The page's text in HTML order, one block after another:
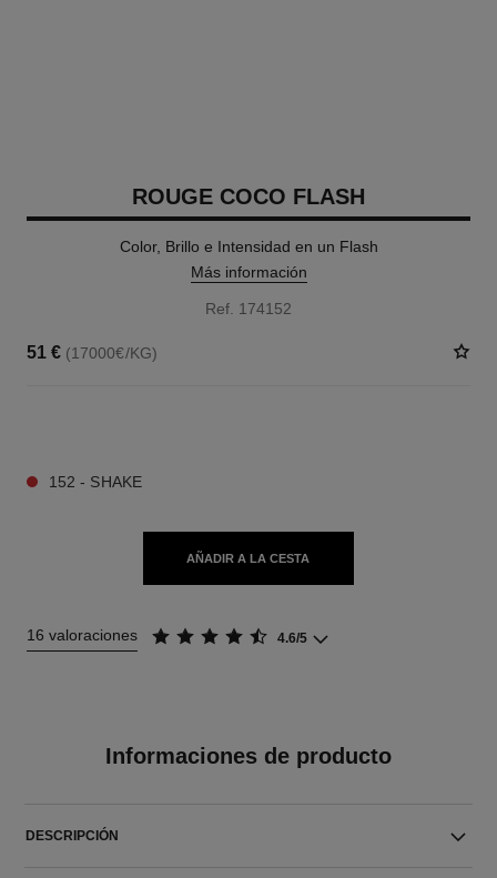
ROUGE COCO FLASH
Color, Brillo e Intensidad en un Flash
Más información
Ref. 174152
51 € (17000€/KG)
152 - SHAKE
AÑADIR A LA CESTA
16 valoraciones 4.6/5
Informaciones de producto
DESCRIPCIÓN